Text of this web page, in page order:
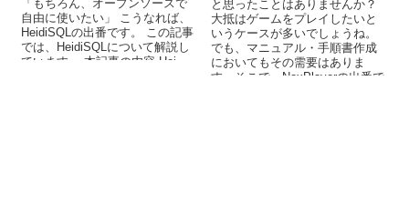
「もちろん、オープンソースで
自由に使いたい」 こうなれば、
HeidiSQLの出番です。 この記事
では、HeidiSQLについて解説し
ています。 本記事の内容 Hei...
と思ったことはありませんか？
大抵はゲームをプレイしたいと
いうケースが多いでしょうね。
でも、マニュアル・手順書作成
においてもその需要はありま
す。そこで、NoxPlayerの出番で